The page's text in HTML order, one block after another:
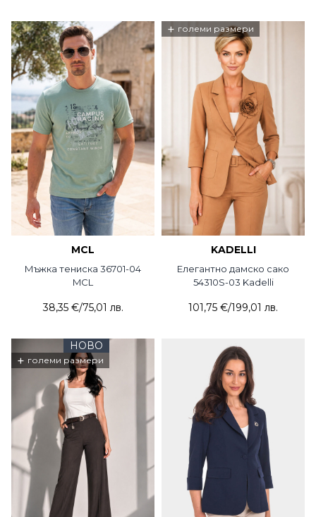
MCL
Мъжка тениска 36701-04
MCL
38,35 €/75,01 лв.
+ големи размери
KADELLI
Елегантно дамско сако
54310S-03 Kadelli
101,75 €/199,01 лв.
НОВО
+ големи размери